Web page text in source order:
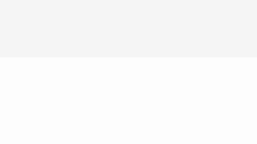
が出来るのでしょうか？